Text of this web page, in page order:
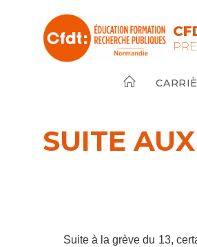
SUITE
Suite à la grève du 13,